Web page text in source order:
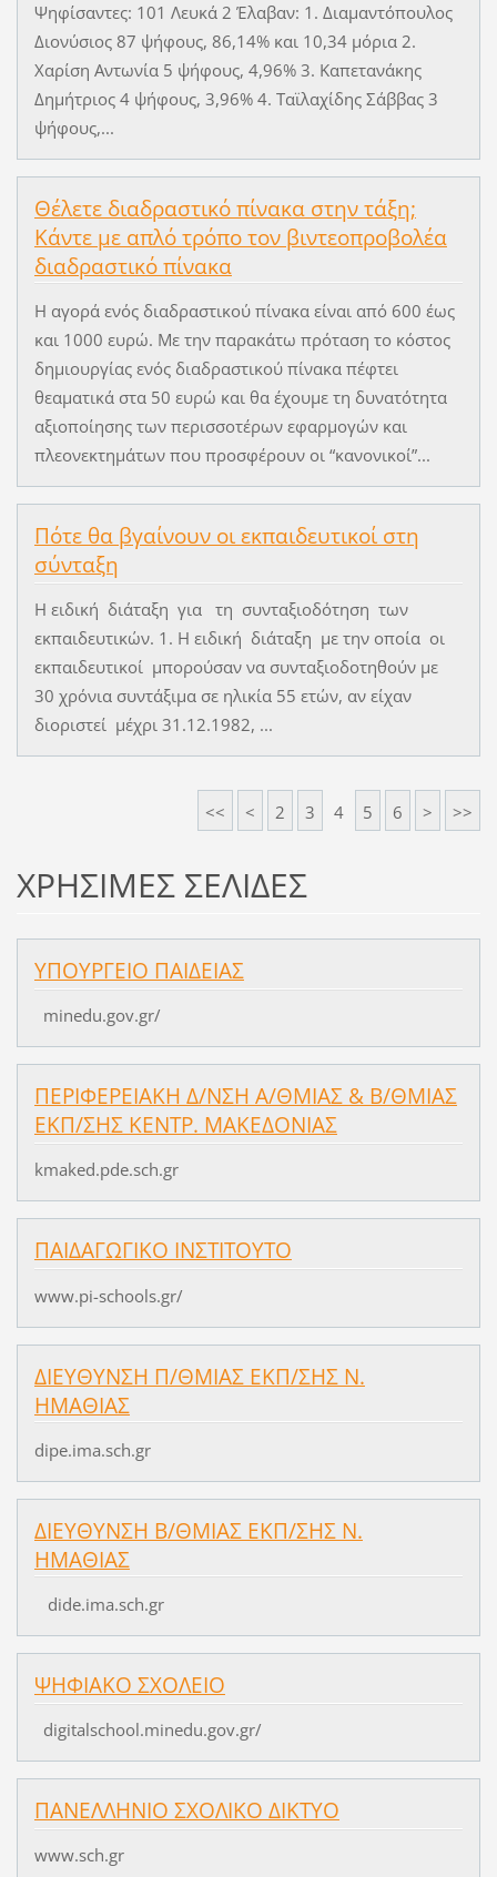
Ψηφίσαντες: 101 Λευκά 2 Έλαβαν: 1. Διαμαντόπουλος
Διονύσιος 87 ψήφους, 86,14% και 10,34 μόρια 2.
Χαρίση Αντωνία 5 ψήφους, 4,96% 3. Καπετανάκης
Δημήτριος 4 ψήφους, 3,96% 4. Ταϊλαχίδης Σάββας 3
ψήφους,...
Θέλετε διαδραστικό πίνακα στην τάξη;
Κάντε με απλό τρόπο τον βιντεοπροβολέα
διαδραστικό πίνακα
Η αγορά ενός διαδραστικού πίνακα είναι από 600 έως
και 1000 ευρώ. Με την παρακάτω πρόταση το κόστος
δημιουργίας ενός διαδραστικού πίνακα πέφτει
θεαματικά στα 50 ευρώ και θα έχουμε τη δυνατότητα
αξιοποίησης των περισσοτέρων εφαρμογών και
πλεονεκτημάτων που προσφέρουν οι “κανονικοί”...
Πότε θα βγαίνουν οι εκπαιδευτικοί στη
σύνταξη
Η ειδική διάταξη για τη συνταξιοδότηση των
εκπαιδευτικών. 1. Η ειδική διάταξη με την οποία οι
εκπαιδευτικοί μπορούσαν να συνταξιοδοτηθούν με
30 χρόνια συντάξιμα σε ηλικία 55 ετών, αν είχαν
διοριστεί μέχρι 31.12.1982, ...
<< < 2 3 4 5 6 > >>
ΧΡΗΣΙΜΕΣ ΣΕΛΙΔΕΣ
ΥΠΟΥΡΓΕΙΟ ΠΑΙΔΕΙΑΣ
minedu.gov.gr/
ΠΕΡΙΦΕΡΕΙΑΚΗ Δ/ΝΣΗ Α/ΘΜΙΑΣ & Β/ΘΜΙΑΣ
ΕΚΠ/ΣΗΣ ΚΕΝΤΡ. ΜΑΚΕΔΟΝΙΑΣ
kmaked.pde.sch.gr
ΠΑΙΔΑΓΩΓΙΚΟ ΙΝΣΤΙΤΟΥΤΟ
www.pi-schools.gr/
ΔΙΕΥΘΥΝΣΗ Π/ΘΜΙΑΣ ΕΚΠ/ΣΗΣ Ν.
ΗΜΑΘΙΑΣ
dipe.­ima.­sch.­gr
ΔΙΕΥΘΥΝΣΗ Β/ΘΜΙΑΣ ΕΚΠ/ΣΗΣ Ν.
ΗΜΑΘΙΑΣ
dide.ima.sch.gr
ΨΗΦΙΑΚΟ ΣΧΟΛΕΙΟ
digitalschool.minedu.gov.gr/
ΠΑΝΕΛΛΗΝΙΟ ΣΧΟΛΙΚΟ ΔΙΚΤΥΟ
www.sch.gr